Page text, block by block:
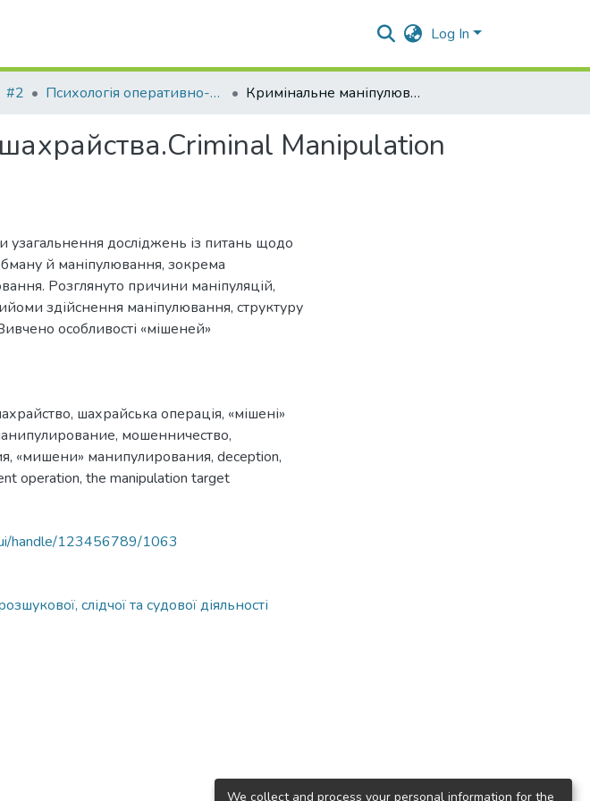
Log In
#2 Психологія оперативно-розшукової, слідчої та судової діяльності Кримінальне маніпулювання під час шахрайства.Criminal Manipulation During Fraud
Manipulation
узагальнення досліджень із питань щодо
й маніпулювання, зокрема
Розглянуто причини маніпуляцій,
здійснення маніпулювання, структуру
особливості «мішеней»
, шахрайська операція, «мішені»
, мошенничество,
, «мишени» манипулирования, deception,
operation, the manipulation target
handle/123456789/1063
слідчої та судової діяльності
We collect and process your personal information for the